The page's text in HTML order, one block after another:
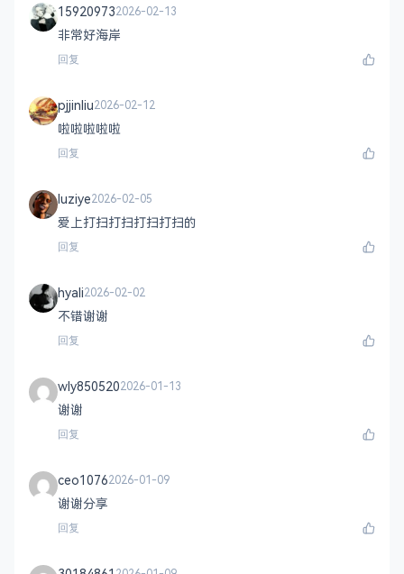
159209732026-02-13
非常好海岸
回复
pjjinliu2026-02-12
啦啦啦啦啦
回复
luziye2026-02-05
爱上打扫打扫打扫打扫的
回复
hyali2026-02-02
不错谢谢
回复
wly8505202026-01-13
谢谢
回复
ceo10762026-01-09
谢谢分享
回复